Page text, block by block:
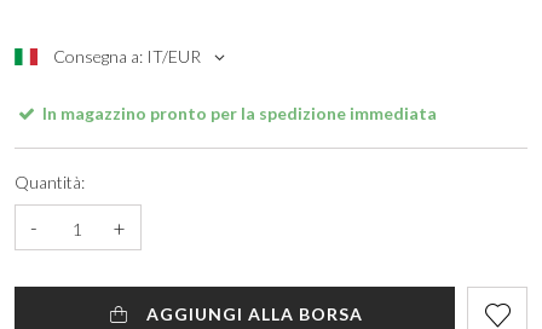
Consegna a: IT/EUR
In magazzino pronto per la spedizione immediata
Quantità:
- +
AGGIUNGI ALLA BORSA